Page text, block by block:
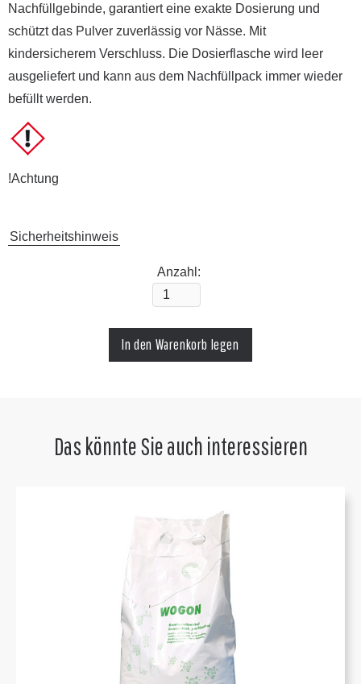
Nachfüllgebinde, garantiert eine exakte Dosierung und
schützt das Pulver zuverlässig vor Nässe. Mit
kindersicherem Verschluss. Die Dosierflasche wird leer
ausgeliefert und kann aus dem Nachfüllpack immer wieder
befüllt werden.
!Achtung
Sicherheitshinweis
Anzahl:
Das könnte Sie auch interessieren